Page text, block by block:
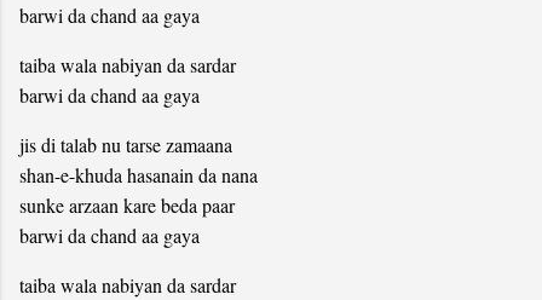
barwi da chand aa gaya
taiba wala nabiyan da sardar
barwi da chand aa gaya
jis di talab nu tarse zamaana
shan-e-khuda hasanain da nana
sunke arzaan kare beda paar
barwi da chand aa gaya
taiba wala nabiyan da sardar